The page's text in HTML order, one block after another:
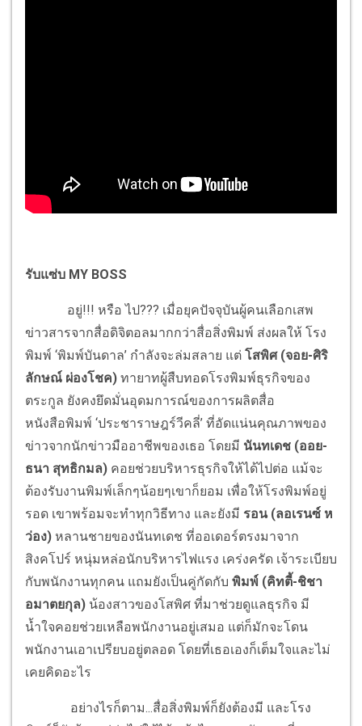
รับแซ่บ MY BOSS
อยู่!!! หรือ ไป??? เมื่อยุคปัจจุบันผู้คนเลือกเสพ
ข่าวสารจากสื่อดิจิตอลมากกว่าสื่อสิ่งพิมพ์ ส่งผลให้ โรง
พิมพ์ ‘พิมพ์บันดาล’ กำลังจะล่มสลาย แต่ โสพิศ (จอย-ศิริ
ลักษณ์ ผ่องโชค) ทายาทผู้สืบทอดโรงพิมพ์ธุรกิจของ
ตระกูล ยังคงยึดมั่นอุดมการณ์ของการผลิตสื่อ
หนังสือพิมพ์ ‘ประชาราษฎร์วีคลี่’ ที่อัดแน่นคุณภาพของ
ข่าวจากนักข่าวมืออาชีพของเธอ โดยมี นันทเดช (ออย-
ธนา สุทธิกมล) คอยช่วยบริหารธุรกิจให้ได้ไปต่อ แม้จะ
ต้องรับงานพิมพ์เล็กๆน้อยๆเขาก็ยอม เพื่อให้โรงพิมพ์อยู่
รอด เขาพร้อมจะทำทุกวิธีทาง และยังมี รอน (ลอเรนซ์ ห
ว่อง) หลานชายของนันทเดช ที่ออเดอร์ตรงมาจาก
สิงคโปร์ หนุ่มหล่อนักบริหารไฟแรง เคร่งครัด เจ้าระเบียบ
กับพนักงานทุกคน แถมยังเป็นคู่กัดกับ พิมพ์ (คิทตี้-ชิชา
อมาตยกุล) น้องสาวของโสพิศ ที่มาช่วยดูแลธุรกิจ มี
น้ำใจคอยช่วยเหลือพนักงานอยู่เสมอ แต่ก็มักจะโดน
พนักงานเอาเปรียบอยู่ตลอด โดยที่เธอเองก็เต็มใจและไม่
เคยคิดอะไร
อย่างไรก็ตาม...สื่อสิ่งพิมพ์ก็ยังต้องมี และโรง